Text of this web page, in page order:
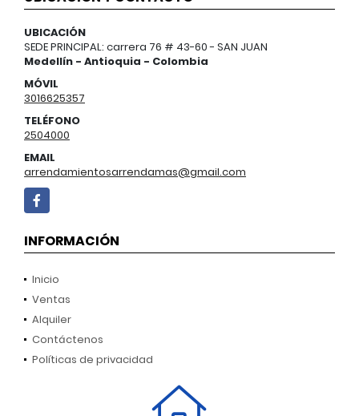
UBICACIÓN
SEDE PRINCIPAL: carrera 76 # 43-60 - SAN JUAN
Medellín - Antioquia - Colombia
MÓVIL
3016625357
TELÉFONO
2504000
EMAIL
arrendamientosarrendamas@gmail.com
Facebook
INFORMACIÓN
Inicio
Ventas
Alquiler
Contáctenos
Políticas de privacidad